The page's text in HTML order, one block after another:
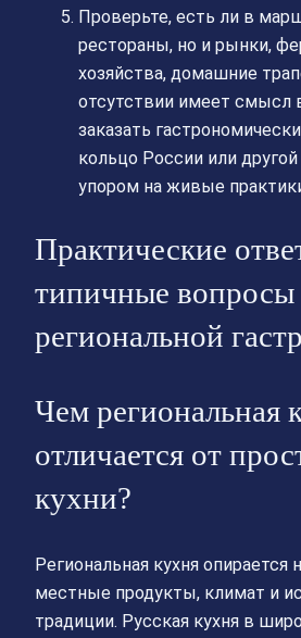
Проверьте, есть ли в
рестораны, но и рынки,
хозяйства, домашние
отсутствии имеет смысл
заказать
кольцо России или
упором на живые
Практические
типичные вопросы
региональной
Чем региональная
отличается от
кухни?
Региональная кухня опирается
местные продукты, климат и
традиции. Русская кухня в